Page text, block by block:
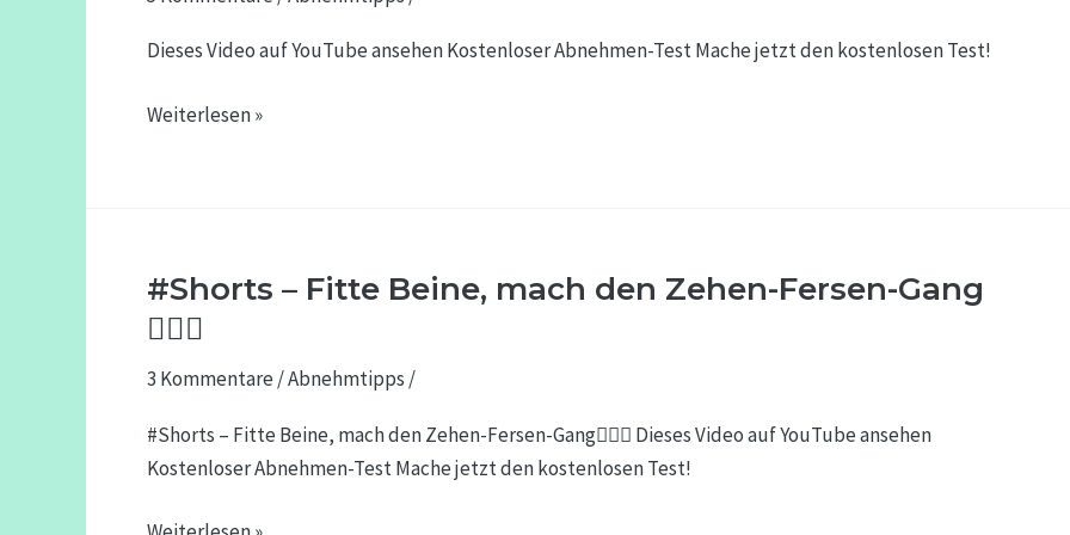
Dieses Video auf YouTube ansehen Kostenloser Abnehmen-Test Mache jetzt den kostenlosen Test!
Körperfett
mehr
Weiterlesen »
#Shorts – Fitte Beine, mach den Zehen-Fersen-Gang
🚶🏻‍♂️
3 Kommentare /Abnehmtipps /
#Shorts – Fitte Beine, mach den Zehen-Fersen-Gang🚶🏻‍♂️ Dieses Video auf YouTube ansehen
Kostenloser Abnehmen-Test Mache jetzt den kostenlosen Test!
#Shorts
–
Beine,
Fersen-